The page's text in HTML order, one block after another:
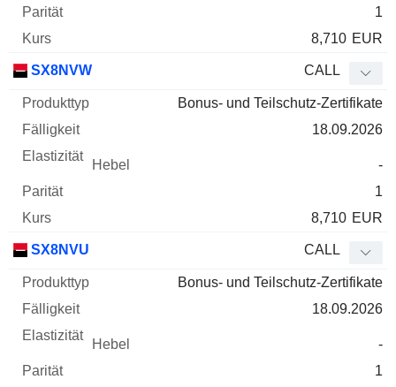
1
8,710 EUR
SX8NVW CALL
Bonus- und Teilschutz-Zertifikate
18.09.2026
-
1
8,710 EUR
SX8NVU CALL
Bonus- und Teilschutz-Zertifikate
18.09.2026
-
1